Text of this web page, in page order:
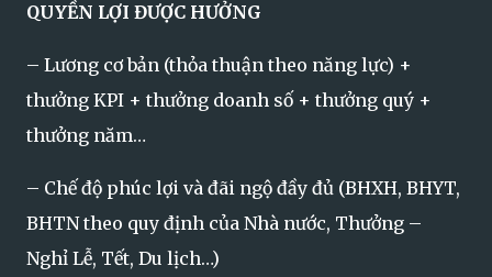
QUYỀN LỢI ĐƯỢC HƯỞNG
– Lương cơ bản (thỏa thuận theo năng lực) +
thưởng KPI + thưởng doanh số + thưởng quý +
thưởng năm…
– Chế độ phúc lợi và đãi ngộ đầy đủ (BHXH, BHYT,
BHTN theo quy định của Nhà nước, Thưởng –
Nghỉ Lễ, Tết, Du lịch…)